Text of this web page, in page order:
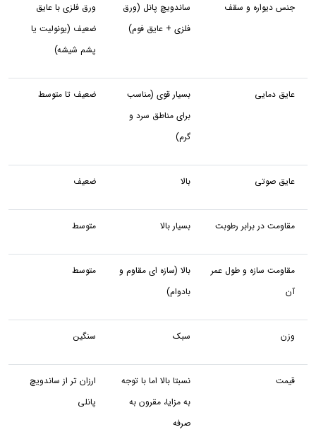
جنس دیواره و سقف
ساندویچ پانل (ورق
فلزی + عایق فوم)
ورق فلزی با عایق
ضعیف (یونولیت یا
پشم شیشه)
عایق دمایی
بسیار قوی (مناسب
برای مناطق سرد و
گرم)
ضعیف تا متوسط
عایق صوتی بالا ضعیف
مقاومت در برابر رطوبت بسیار بالا متوسط
مقاومت سازه و طول عمر
آن
بالا (سازه ای مقاوم و
بادوام)
متوسط
وزن سبک سنگین
قیمت
نسبتا بالا اما با توجه
به مزایا، مقرون به
صرفه
ارزان تر از ساندویچ
پانلی